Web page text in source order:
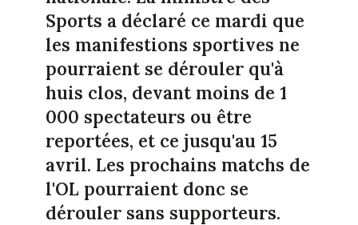
Sports a déclaré ce mardi que
les manifestions sportives ne
pourraient se dérouler qu'à
huis clos, devant moins de 1
000 spectateurs ou être
reportées, et ce jusqu'au 15
avril. Les prochains matchs de
l'OL pourraient donc se
dérouler sans supporteurs.